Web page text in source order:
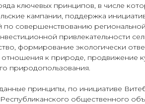
ключевых принципов, в числе
кампании, поддержка
совершенствованию региональной
привлекательности
формирование экологически
к природе, продвижение
природопользования.
принципы, по инициативе
общественного